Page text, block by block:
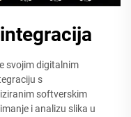
svojim digitalnim
s
softverskim
i analizu slika u